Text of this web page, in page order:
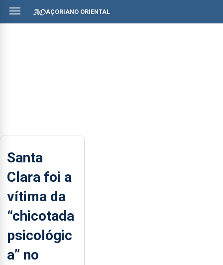
AÇORIANO ORIENTAL
Santa
Clara foi a
vítima da
“chicotada
psicológic
a” no